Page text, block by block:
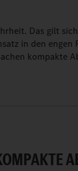
Das gilt
in den engen
kompakte